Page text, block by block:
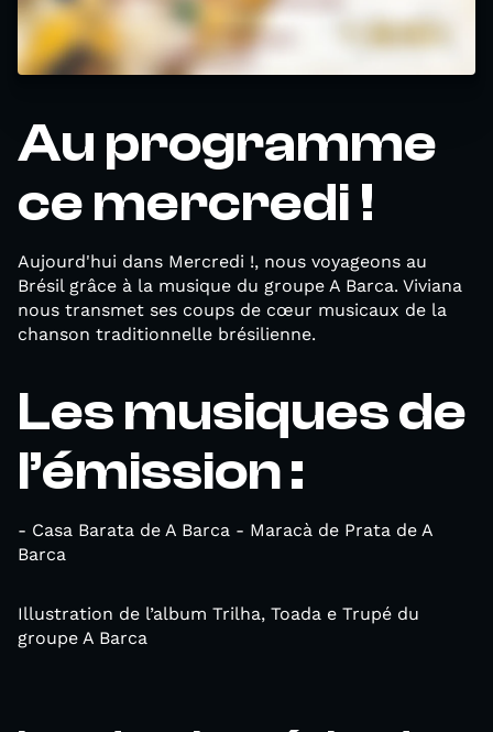
Au programme
ce mercredi !
Aujourd'hui dans Mercredi !, nous voyageons au
Brésil grâce à la musique du groupe A Barca. Viviana
nous transmet ses coups de cœur musicaux de la
chanson traditionnelle brésilienne.
Les musiques de
l’émission :
- Casa Barata de A Barca - Maracà de Prata de A
Barca
Illustration de l’album Trilha, Toada e Trupé du
groupe A Barca